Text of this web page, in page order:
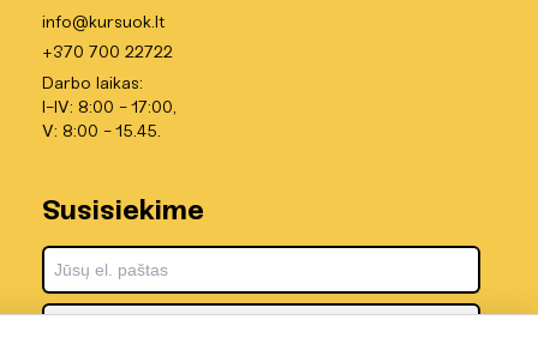
info@kursuok.lt
+370 700 22722
Darbo laikas:
I-IV: 8:00 - 17:00,
V: 8:00 - 15.45.
Susisiekime